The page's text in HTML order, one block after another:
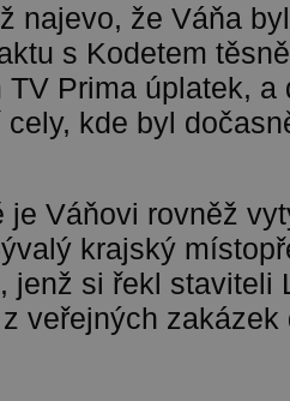
najevo, že Váňa
s Kodetem
TV Prima úplatek, a
kde byl
je Váňovi rovněž
krajský
jenž si řekl staviteli
veřejných zakázek